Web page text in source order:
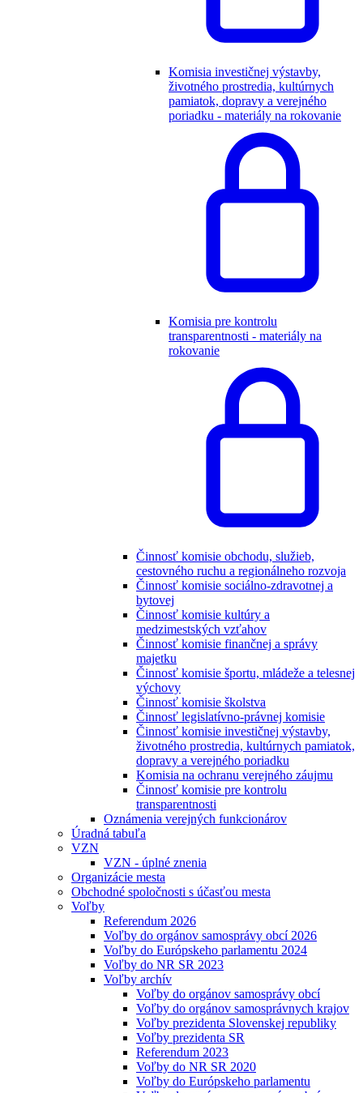
Komisia investičnej výstavby,
životného prostredia, kultúrnych
pamiatok, dopravy a verejného
poriadku - materiály na rokovanie
Komisia pre kontrolu
transparentnosti - materiály na
rokovanie
Činnosť komisie obchodu, služieb,
cestovného ruchu a regionálneho rozvoja
Činnosť komisie sociálno-zdravotnej a
bytovej
Činnosť komisie kultúry a
medzimestských vzťahov
Činnosť komisie finančnej a správy
majetku
Činnosť komisie športu, mládeže a telesnej
výchovy
Činnosť komisie školstva
Činnosť legislatívno-právnej komisie
Činnosť komisie investičnej výstavby,
životného prostredia, kultúrnych pamiatok,
dopravy a verejného poriadku
Komisia na ochranu verejného záujmu
Činnosť komisie pre kontrolu
transparentnosti
Oznámenia verejných funkcionárov
Úradná tabuľa
VZN
VZN - úplné znenia
Organizácie mesta
Obchodné spoločnosti s účasťou mesta
Voľby
Referendum 2026
Voľby do orgánov samosprávy obcí 2026
Voľby do Európskeho parlamentu 2024
Voľby do NR SR 2023
Voľby archív
Voľby do orgánov samosprávy obcí
Voľby do orgánov samosprávnych krajov
Voľby prezidenta Slovenskej republiky
Voľby prezidenta SR
Referendum 2023
Voľby do NR SR 2020
Voľby do Európskeho parlamentu